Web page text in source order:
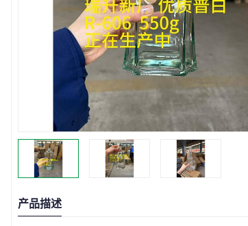
产品描述